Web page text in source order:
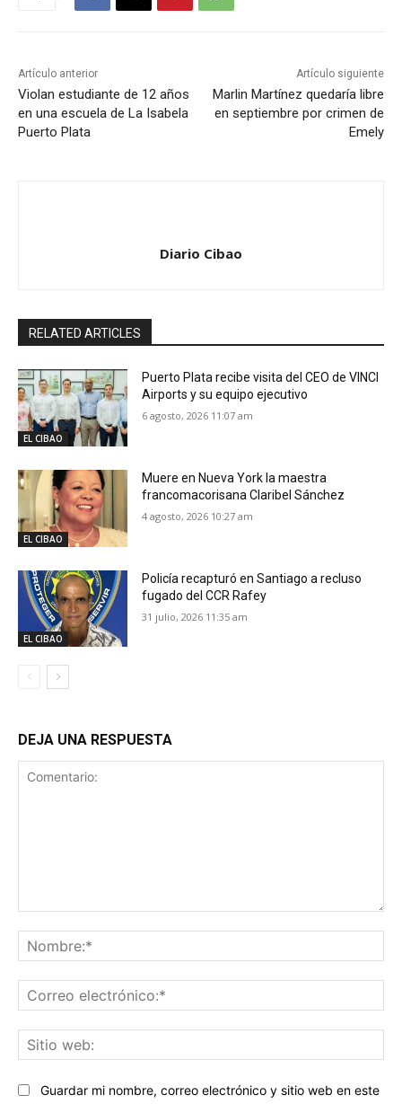
Artículo anterior
Violan estudiante de 12 años
en una escuela de La Isabela
Puerto Plata
Artículo siguiente
Marlin Martínez quedaría libre
en septiembre por crimen de
Emely
Diario Cibao
RELATED ARTICLES
EL CIBAO
Puerto Plata recibe visita del CEO de VINCI
Airports y su equipo ejecutivo
6 agosto, 2026 11:07 am
EL CIBAO
Muere en Nueva York la maestra
francomacorisana Claribel Sánchez
4 agosto, 2026 10:27 am
EL CIBAO
Policía recapturó en Santiago a recluso
fugado del CCR Rafey
31 julio, 2026 11:35 am
DEJA UNA RESPUESTA
Guardar mi nombre, correo electrónico y sitio web en este